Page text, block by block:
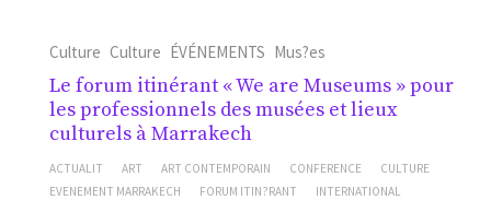
Culture Culture ÉVÉNEMENTS Mus?es
Le forum itinérant « We are Museums » pour
les professionnels des musées et lieux
culturels à Marrakech
ACTUALIT ART ART CONTEMPORAIN CONFERENCE
CULTURE
EVENEMENT MARRAKECH
FORUM ITIN?RANT
INTERNATIONAL